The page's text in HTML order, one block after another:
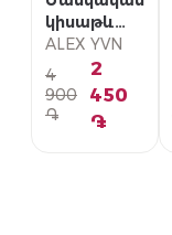
կիսաթև
շապիկ
ALEX YVN
4
900
֏
2
450
֏